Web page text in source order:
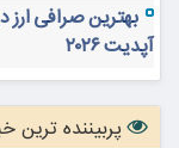
بهترین صرافی
آپدیت ۲۰۲۶
پربیننده ترین